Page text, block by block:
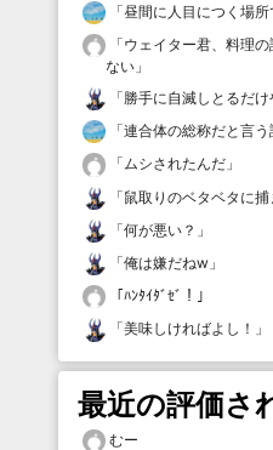
「昼間に人目につく場所
「ウェイター君、料理
ない 」
「勝手に自滅しとるだけ
「連合体の総称だと言
「ムシされたんだ 」
「鼠取りのベタベタに
「何が悪い？ 」
「俺は嫌だねw 」
「ﾊﾝﾀｲﾀﾞｾﾞ！ 」
「美味しければよし！ 」
最近の評価さ
むー